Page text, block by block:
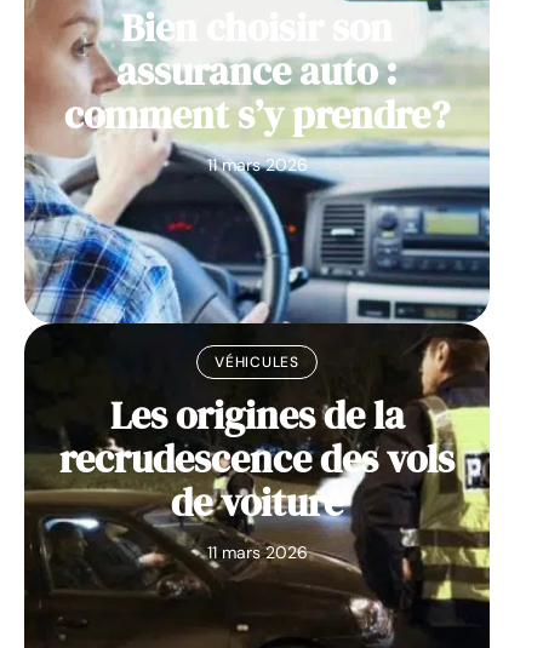
Bien choisir son
assurance auto :
comment s’y prendre?
11 mars 2026
VÉHICULES
Les origines de la
recrudescence des vols
de voiture
11 mars 2026